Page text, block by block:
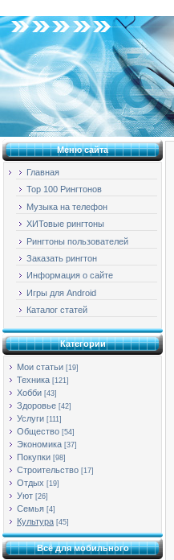
Меню сайта
Главная
Top 100 Рингтонов
Музыка на телефон
ХИТовые рингтоны
Рингтоны пользователей
Заказать рингтон
Информация о сайте
Игры для Android
Каталог статей
Категории
Мои статьи [19]
Техника [121]
Хобби [43]
Здоровье [42]
Услуги [111]
Общество [54]
Экономика [37]
Покупки [98]
Строительство [17]
Отдых [19]
Уют [26]
Семья [4]
Культура [45]
Всё для мобильного